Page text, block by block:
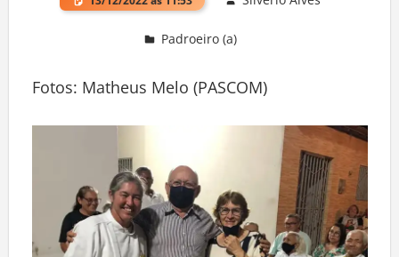
13/12/2022 às 11:53 Silvério Alves
Padroeiro (a)
Fotos: Matheus Melo (PASCOM)